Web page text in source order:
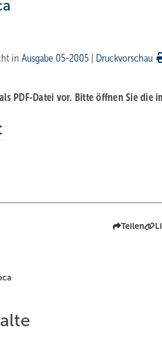
in Ausgabe 05-2005 Druckvorschau
PDF-Datei vor. Bitte öffnen Sie
Teilen